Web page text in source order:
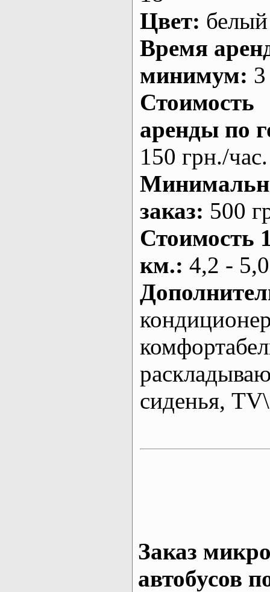
Цвет: белый
Время
минимум:
Стоимость
аренды по
150 грн./час.
заказ: 500
Стоимость
км.: 4,2 -
сиденья,
Заказ
автобусов